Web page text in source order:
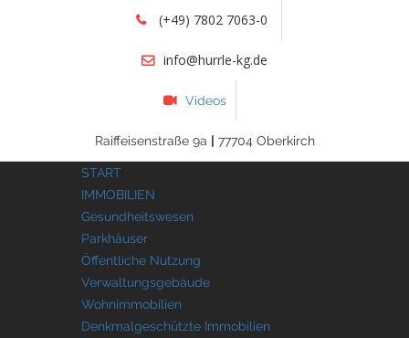
(+49) 7802 7063-0
info@hurrle-kg.de
Videos
Raiffeisenstraße 9a | 77704 Oberkirch
START
IMMOBILIEN
Gesundheitswesen
Parkhäuser
Öffentliche Nutzung
Verwaltungsgebäude
Wohnimmobilien
Denkmalgeschützte Immobilien